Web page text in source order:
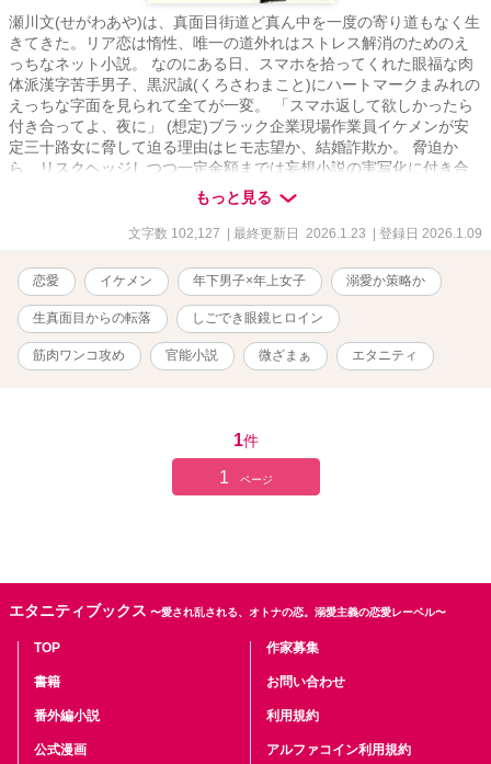
瀬川文(せがわあや)は、真面目街道ど真ん中を一度の寄り道もなく生
きてきた。リア恋は惰性、唯一の道外れはストレス解消のためのえ
っちなネット小説。 なのにある日、スマホを拾ってくれた眼福な肉
体派漢字苦手男子、黒沢誠(くろさわまこと)にハートマークまみれの
えっちな字面を見られて全てが一変。 「スマホ返して欲しかったら
付き合ってよ、夜に」 (想定)ブラック企業現場作業員イケメンが安
定三十路女に脅して迫る理由はヒモ志望か、結婚詐欺か。 脅迫か
ら、リスクヘッジしつつ一定金額までは妄想小説の実写化に付き合
おうとついに腹を決めた文だが。 グイグイくるワンコ系年下男子✖️
恋をしない超現実派臆病女子の、普通なら交わらなかったはずの、
すれ違ってる恋の道。 ※他サイトからの加筆修正を転載。
もっと見る
文字数 102,127 | 最終更新日 2026.1.23 | 登録日 2026.1.09
恋愛 イケメン 年下男子×年上女子 溺愛か策略か
生真面目からの転落 しごでき眼鏡ヒロイン
筋肉ワンコ攻め 官能小説 微ざまぁ エタニティ
1件
1 ページ
エタニティブックス 〜愛され乱される、オトナの恋。溺愛主義の恋愛レーベル〜
TOP
書籍
番外編小説
公式漫画
作家募集
お問い合わせ
利用規約
アルファコイン利用規約